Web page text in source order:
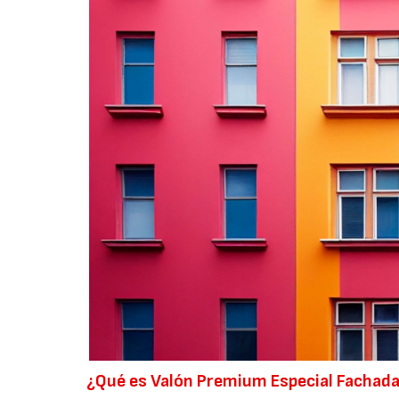
¿Qué es Valón Premium Especial